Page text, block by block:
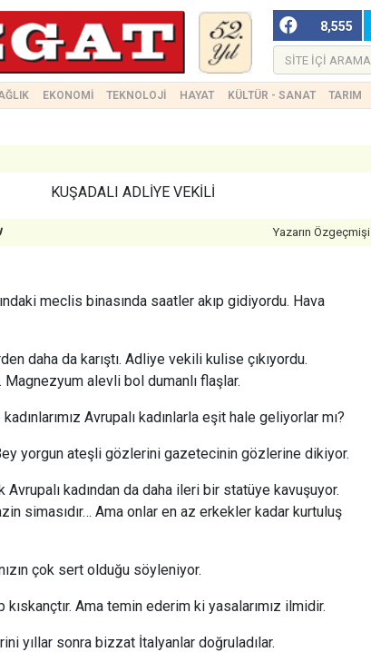
8,555
EKONOMİ TEKNOLOJİ HAYAT KÜLTÜR - SANAT TARIM
KUŞADALI ADLİYE VEKİLİ
Yazarın Özgeçmişi
meclis binasında saatler akıp gidiyordu. Hava
daha da karıştı. Adliye vekili kulise çıkıyordu.
alevli bol dumanlı flaşlar.
Avrupalı kadınlarla eşit hale geliyorlar mı?
yorgun ateşli gözlerini gazetecinin gözlerine dikiyor.
kadından da daha ileri bir statüye kavuşuyor.
simasıdır… Ama onlar en az erkekler kadar kurtuluş
çok sert olduğu söyleniyor.
kıskançtır. Ama temin ederim ki yasalarımız ilmidir.
yıllar sonra bizzat İtalyanlar doğruladılar.